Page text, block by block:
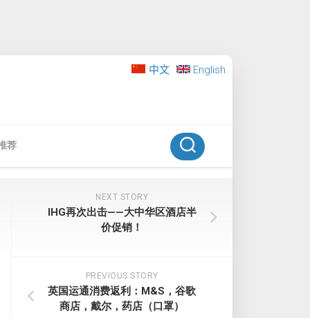
荐
中文 English
NEXT STORY
IHG再次出击——大中华区酒店半
价促销！
PREVIOUS STORY
英国运通消费返利：M&S，谷歌
商店，戴尔，药店（口罩）